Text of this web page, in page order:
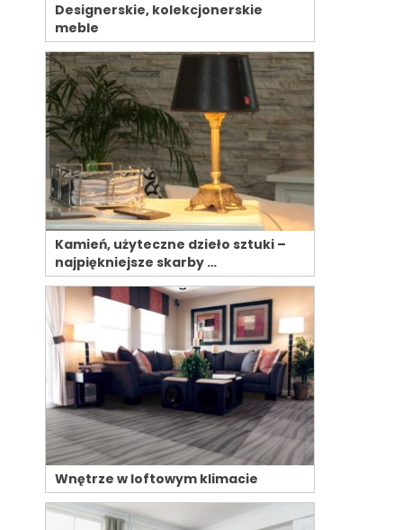
Designerskie, kolekcjonerskie
meble
Kamień, użyteczne dzieło sztuki –
najpiękniejsze skarby …
Wnętrze w loftowym klimacie